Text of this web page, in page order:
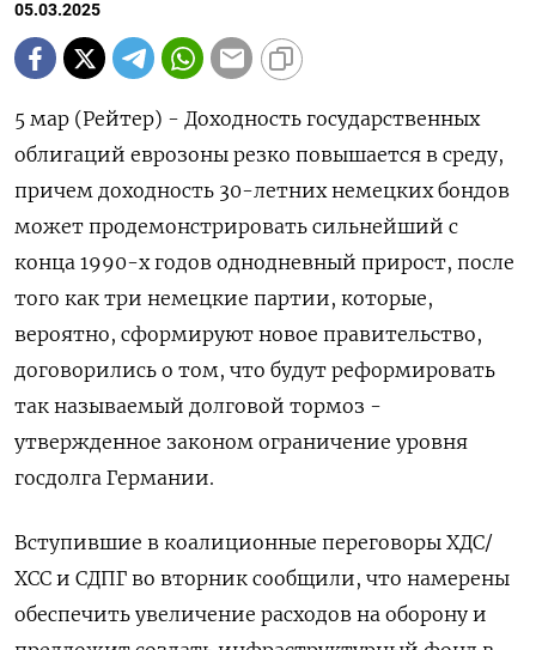
05.03.2025
5 мар (Рейтер) - Доходность государственных
облигаций еврозоны резко повышается в среду,
причем доходность 30-летних немецких бондов
может продемонстрировать сильнейший с
конца 1990-х годов однодневный прирост, после
того как три немецкие партии, которые,
вероятно, сформируют новое правительство,
договорились о том, что будут реформировать
так называемый долговой тормоз -
утвержденное законом ограничение уровня
госдолга Германии.
Вступившие в коалиционные переговоры ХДС/
ХСС и СДПГ во вторник сообщили, что намерены
обеспечить увеличение расходов на оборону и